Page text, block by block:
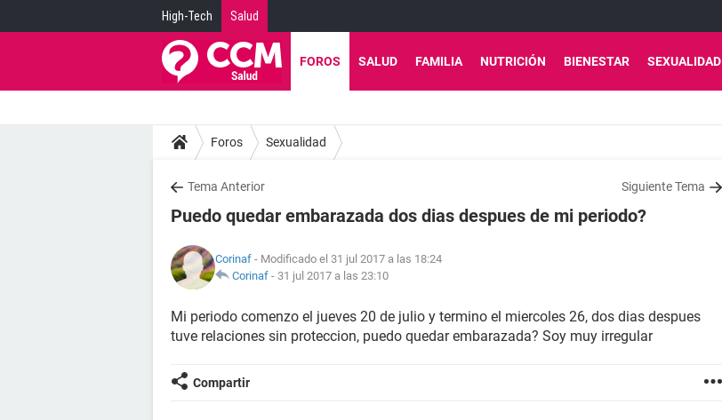
High-Tech Salud
FOROS SALUD FAMILIA NUTRICIÓN BIENESTAR SEXUALIDAD
Foros Sexualidad
Tema Anterior Siguiente Tema
Puedo quedar embarazada dos dias despues de mi periodo?
Corinaf - Modificado el 31 jul 2017 a las 18:24
Corinaf - 31 jul 2017 a las 23:10
Mi periodo comenzo el jueves 20 de julio y termino el miercoles 26, dos dias despues
tuve relaciones sin proteccion, puedo quedar embarazada? Soy muy irregular
Compartir